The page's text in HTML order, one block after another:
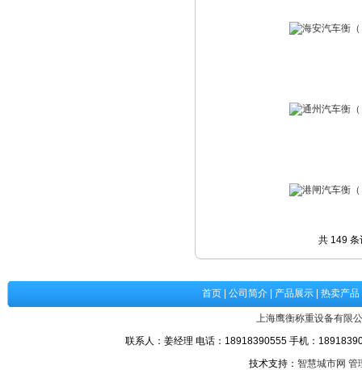
共 149
首页 公司简介 产品展示 热卖产品
上海鹰衡称重设备有限
联系人：姜经理 电话：18918390555 手机：
技术支持： 智慧城市网 管